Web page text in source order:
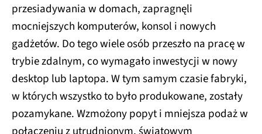
przesiadywania w domach, zapragnęli
mocniejszych komputerów, konsol i nowych
gadżetów. Do tego wiele osób przeszło na pracę w
trybie zdalnym, co wymagało inwestycji w nowy
desktop lub laptopa. W tym samym czasie fabryki,
w których wszystko to było produkowane, zostały
pozamykane. Wzmożony popyt i mniejsza podaż w